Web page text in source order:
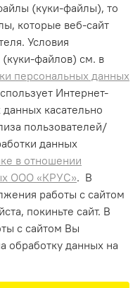
(куки-файлы), то
которые веб-сайт
Условия
файлов) см. в
персональных данных
Интернет-
касательно
пользователей/
данных
в отношении
ООО «КРУС». В
работы с сайтом
покиньте сайт. В
с сайтом Вы
обработку данных на